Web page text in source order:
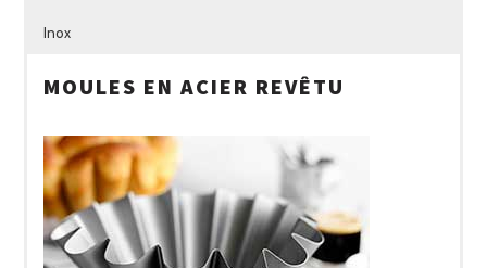
Inox
MOULES EN ACIER REVÊTU